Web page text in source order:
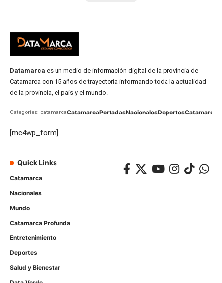
Datamarca es un medio de información digital de la provincia de
Catamarca con 15 años de trayectoria informando toda la actualidad
de la provincia, el país y el mundo.
Categories: catamarcaCatamarcaPortadasNacionalesDeportesCatamarca
[mc4wp_form]
Quick Links
Catamarca
Nacionales
Mundo
Catamarca Profunda
Entretenimiento
Deportes
Salud y Bienestar